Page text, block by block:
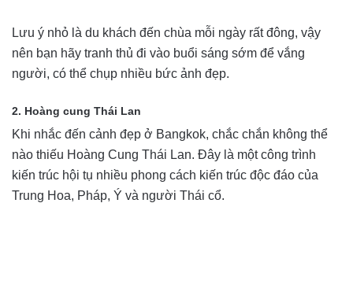
Lưu ý nhỏ là du khách đến chùa mỗi ngày rất đông, vậy
nên bạn hãy tranh thủ đi vào buổi sáng sớm để vắng
người, có thể chụp nhiều bức ảnh đẹp.
2. Hoàng cung Thái Lan
Khi nhắc đến cảnh đẹp ở Bangkok, chắc chắn không thể
nào thiếu Hoàng Cung Thái Lan. Đây là một công trình
kiến trúc hội tụ nhiều phong cách kiến trúc độc đáo của
Trung Hoa, Pháp, Ý và người Thái cổ.